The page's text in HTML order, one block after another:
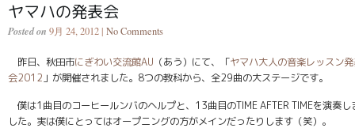
ヤマハの発表会
Posted on 9月 24, 2012 | No Comments
昨日、秋田市にぎわい交流館AU （あう）にて、「ヤマハ大人の音楽レッスン
会2012 」が開催されました。8つの教科から、全29曲の大ステージです。
僕は1曲目のコーヒールンバのヘルプと、13曲目のTIME AFTER TIMEを演奏し
した。実は僕にとってはオープニングの方がメインだったりします（笑）。